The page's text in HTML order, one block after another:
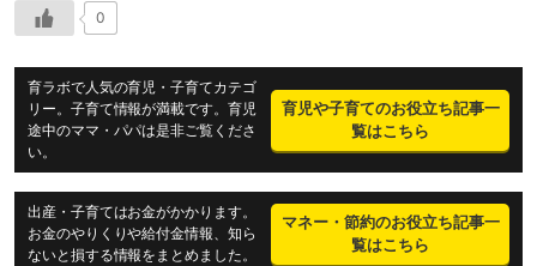
0
育ラボで人気の育児・子育てカテゴ
リー。子育て情報が満載です。育児
途中のママ・パパは是非ご覧くださ
い。
育児や子育てのお役立ち記事一
覧はこちら
出産・子育てはお金がかかります。
お金のやりくりや給付金情報、知ら
ないと損する情報をまとめました。
マネー・節約のお役立ち記事一
覧はこちら